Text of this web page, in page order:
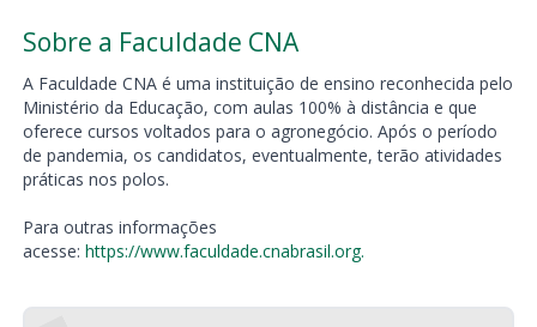
Sobre a Faculdade CNA
A Faculdade CNA é uma instituição de ensino reconhecida pelo
Ministério da Educação, com aulas 100% à distância e que
oferece cursos voltados para o agronegócio. Após o período
de pandemia, os candidatos, eventualmente, terão atividades
práticas nos polos.
Para outras informações
acesse: https://www.faculdade.cnabrasil.org.